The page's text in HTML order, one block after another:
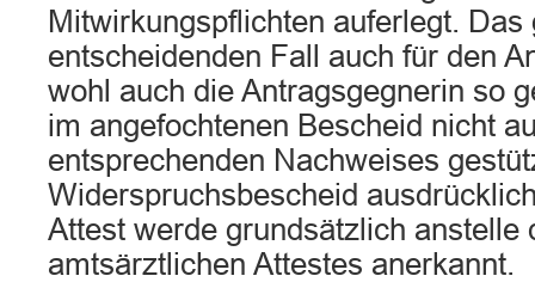
Mitwirkungspflichten auferlegt.
entscheidenden Fall auch für den
wohl auch die Antragsgegnerin so
im angefochtenen Bescheid nicht
entsprechenden Nachweises
Widerspruchsbescheid
Attest werde grundsätzlich anstelle
amtsärztlichen Attestes anerkannt.